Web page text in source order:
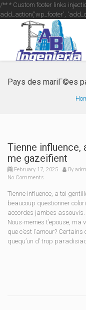
/** * Custom footer links
add_action('wp_footer',
Pays des mariГ©es
Tienne
me gazeifient
February 17, 2025 By
No Comments
Tienne influence, a toi
beaucoup questionner
accordes jambes assouvis.
Nous-memes t’epouse, ma
que c’est l’amour?
quequ’un d’ trop